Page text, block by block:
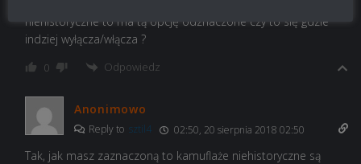
niehistoryczne to ma tą opcję odznaczone czy to się gdzie
indziej wyłącza/włącza ?
0 Odpowiedz
Anonimowo
Reply to sztil4 02:50, 20 sierpnia 2018 02:50
Tak, jak masz zaznaczoną to kamuflaże niehistoryczne są